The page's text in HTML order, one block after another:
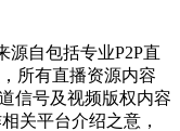
源自包括专业P2P直
所有直播资源内容
信号及视频版权内容
关平台介绍之意，